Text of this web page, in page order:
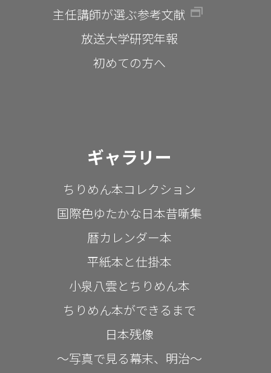
主任講師が選ぶ参考文献
放送大学研究年報
初めての方へ
ギャラリー
ちりめん本コレクション
国際色ゆたかな日本昔噺集
暦カレンダー本
平紙本と仕掛本
小泉八雲とちりめん本
ちりめん本ができるまで
日本残像
～写真で見る幕末、明治～